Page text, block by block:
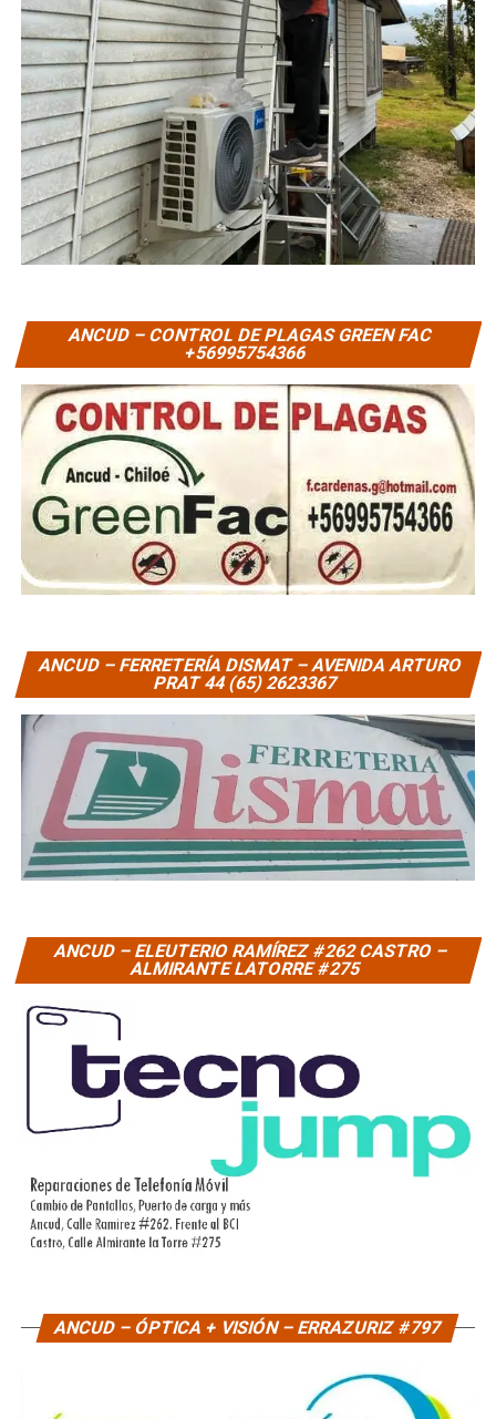
ANCUD – CONTROL DE PLAGAS GREEN FAC
+56995754366
ANCUD – FERRETERÍA DISMAT – AVENIDA ARTURO
PRAT 44 (65) 2623367
ANCUD – ELEUTERIO RAMÍREZ #262 CASTRO –
ALMIRANTE LATORRE #275
ANCUD – ÓPTICA + VISIÓN – ERRAZURIZ #797